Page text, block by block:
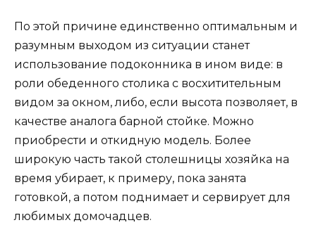
По этой причине единственно оптимальным и
разумным выходом из ситуации станет
использование подоконника в ином виде: в
роли обеденного столика с восхитительным
видом за окном, либо, если высота позволяет, в
качестве аналога барной стойке. Можно
приобрести и откидную модель. Более
широкую часть такой столешницы хозяйка на
время убирает, к примеру, пока занята
готовкой, а потом поднимает и сервирует для
любимых домочадцев.